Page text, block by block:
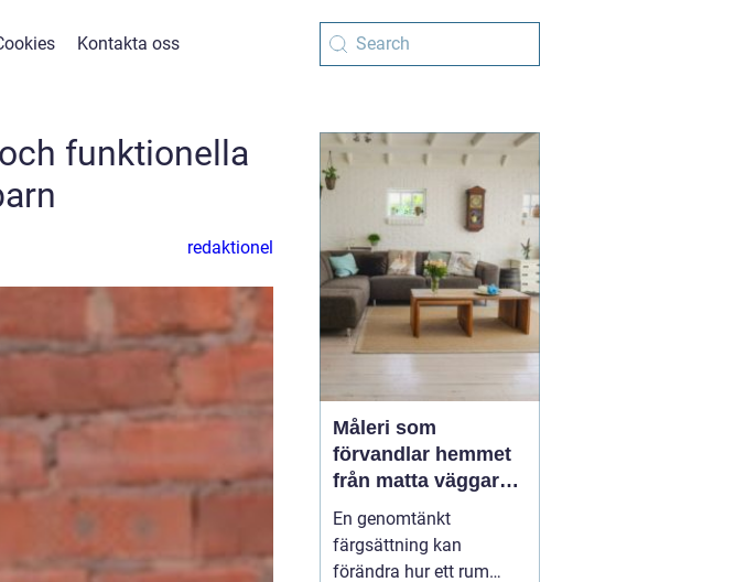
Kontakta oss
funktionella
redaktionel
Måleri som
förvandlar hemmet
från matta väggar
till genomtänkt
helhet
En genomtänkt
färgsättning kan
förändra hur ett rum